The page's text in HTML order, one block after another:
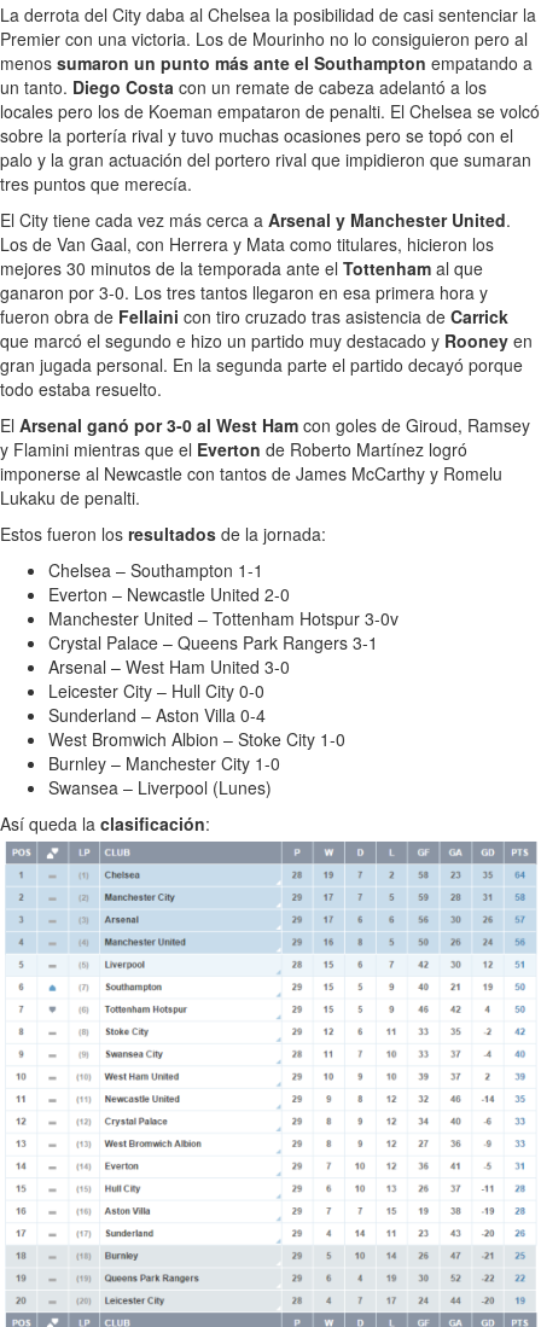
La derrota del City daba al Chelsea la posibilidad de casi sentenciar la
Premier con una victoria. Los de Mourinho no lo consiguieron pero al
menos sumaron un punto más ante el Southampton empatando a
un tanto. Diego Costa con un remate de cabeza adelantó a los
locales pero los de Koeman empataron de penalti. El Chelsea se volcó
sobre la portería rival y tuvo muchas ocasiones pero se topó con el
palo y la gran actuación del portero rival que impidieron que sumaran
tres puntos que merecía.
El City tiene cada vez más cerca a Arsenal y Manchester United.
Los de Van Gaal, con Herrera y Mata como titulares, hicieron los
mejores 30 minutos de la temporada ante el Tottenham al que
ganaron por 3-0. Los tres tantos llegaron en esa primera hora y
fueron obra de Fellaini con tiro cruzado tras asistencia de Carrick
que marcó el segundo e hizo un partido muy destacado y Rooney en
gran jugada personal. En la segunda parte el partido decayó porque
todo estaba resuelto.
El Arsenal ganó por 3-0 al West Ham con goles de Giroud, Ramsey
y Flamini mientras que el Everton de Roberto Martínez logró
imponerse al Newcastle con tantos de James McCarthy y Romelu
Lukaku de penalti.
Estos fueron los resultados de la jornada:
Chelsea – Southampton 1-1
Everton – Newcastle United 2-0
Manchester United – Tottenham Hotspur 3-0v
Crystal Palace – Queens Park Rangers 3-1
Arsenal – West Ham United 3-0
Leicester City – Hull City 0-0
Sunderland – Aston Villa 0-4
West Bromwich Albion – Stoke City 1-0
Burnley – Manchester City 1-0
Swansea – Liverpool (Lunes)
Así queda la clasificación: